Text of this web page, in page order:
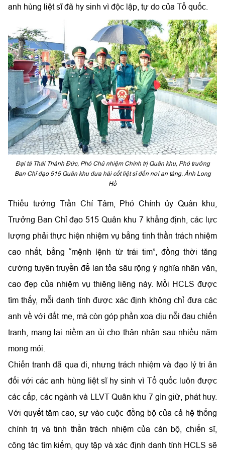
anh hùng liệt sĩ đã hy sinh vì độc lập, tự do của Tổ quốc.
Đại tá Thái Thành Đức, Phó Chủ nhiệm Chính trị Quân khu, Phó trưởng
Ban Chỉ đạo 515 Quân khu đưa hài cốt liệt sĩ đến nơi an táng. Ảnh Long
Hồ
Thiếu tướng Trần Chí Tâm, Phó Chính ủy Quân khu,
Trưởng Ban Chỉ đạo 515 Quân khu 7 khẳng định, các lực
lượng phải thực hiện nhiệm vụ bằng tinh thần trách nhiệm
cao nhất, bằng “mệnh lệnh từ trái tim”, đồng thời tăng
cường tuyên truyền để lan tỏa sâu rộng ý nghĩa nhân văn,
cao đẹp của nhiệm vụ thiêng liêng này. Mỗi HCLS được
tìm thấy, mỗi danh tính được xác định không chỉ đưa các
anh về với đất mẹ, mà còn góp phần xoa dịu nỗi đau chiến
tranh, mang lại niềm an ủi cho thân nhân sau nhiều năm
mong mỏi.
Chiến tranh đã qua đi, nhưng trách nhiệm và đạo lý tri ân
đối với các anh hùng liệt sĩ hy sinh vì Tổ quốc luôn được
các cấp, các ngành và LLVT Quân khu 7 gìn giữ, phát huy.
Với quyết tâm cao, sự vào cuộc đồng bộ của cả hệ thống
chính trị và tinh thần trách nhiệm của cán bộ, chiến sĩ,
công tác tìm kiếm, quy tập và xác định danh tính HCLS sẽ